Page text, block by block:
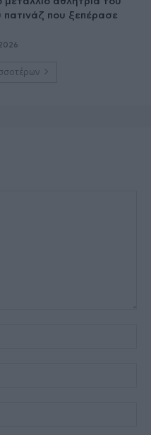
πατινάζ που ξεπέρασε